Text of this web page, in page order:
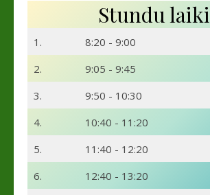
Stundu laiki
1.
8:20 - 9:00
2.
9:05 - 9:45
3.
9:50 - 10:30
4.
10:40 - 11:20
5.
11:40 - 12:20
6.
12:40 - 13:20